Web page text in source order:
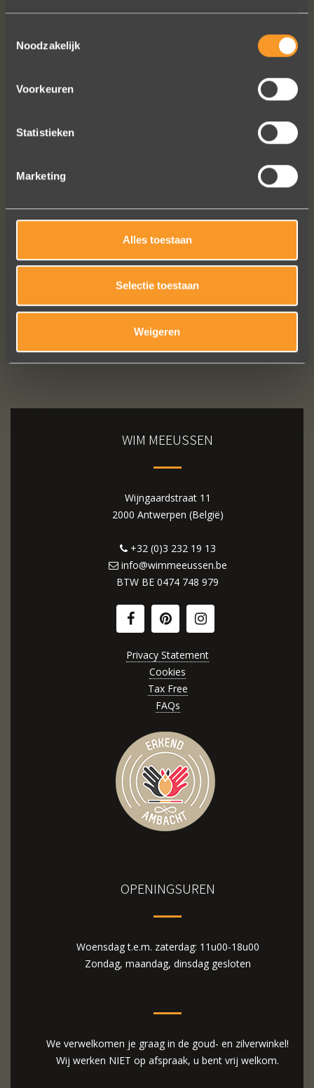
Noodzakelijk
Voorkeuren
Statistieken
Marketing
Alles toestaan
Selectie toestaan
Weigeren
Ik dank het hele team hartelijk voor dit
Bekijk al onze reviews
WIM MEEUSSEN
Wijngaardstraat 11
2000 Antwerpen (België)
+32 (0)3 232 19 13
info@wimmeeussen.be
BTW BE 0474 748 979
Privacy Statement
Cookies
Tax Free
FAQs
OPENINGSUREN
Woensdag t.e.m. zaterdag: 11u00-18u00
Zondag, maandag, dinsdag gesloten
We verwelkomen je graag in de goud- en zilverwinkel!
Wij werken NIET op afspraak, u bent vrij welkom.